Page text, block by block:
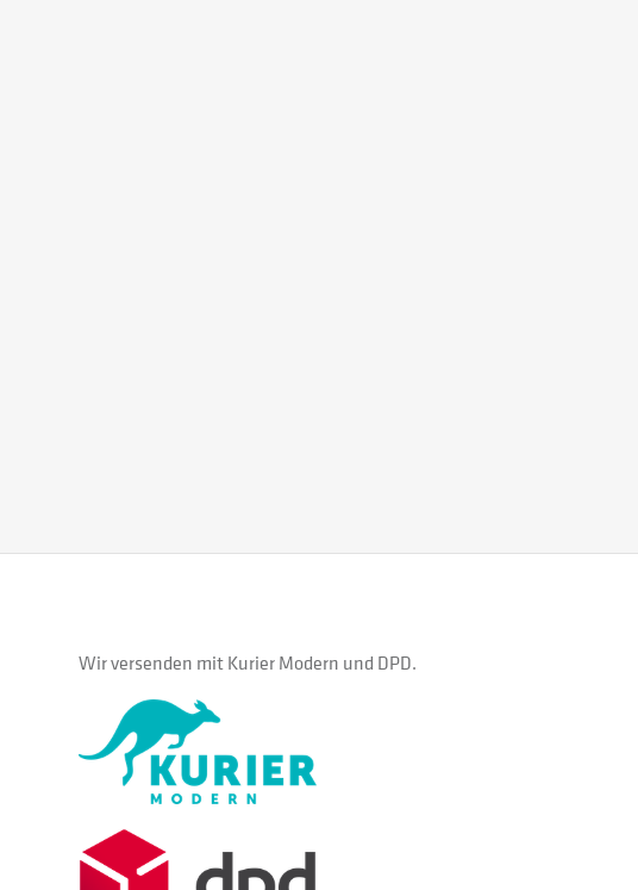
Wir versenden mit Kurier Modern und DPD.